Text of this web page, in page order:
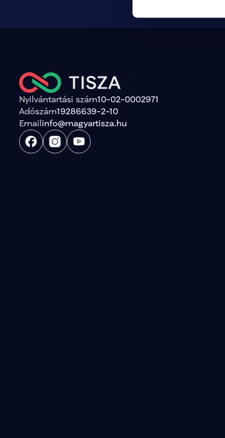
Nyilvántartási szám10-02-0002971
Adószám19286639-2-10
Emailinfo@magyartisza.hu